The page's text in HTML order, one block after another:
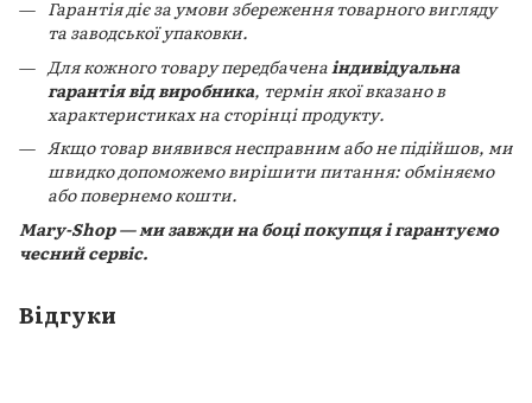
Гарантія діє за умови збереження товарного вигляду
та заводської упаковки.
Для кожного товару передбачена індивідуальна
гарантія від виробника, термін якої вказано в
характеристиках на сторінці продукту.
Якщо товар виявився несправним або не підійшов, ми
швидко допоможемо вирішити питання: обміняємо
або повернемо кошти.
Mary-Shop — ми завжди на боці покупця і гарантуємо
чесний сервіс.
Відгуки